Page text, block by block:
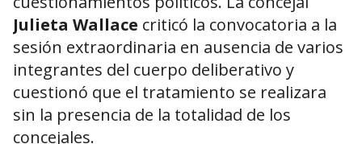
Julieta Wallace criticó la convocatoria a la
sesión extraordinaria en ausencia de varios
integrantes del cuerpo deliberativo y
cuestionó que el tratamiento se realizara
sin la presencia de la totalidad de los
concejales.